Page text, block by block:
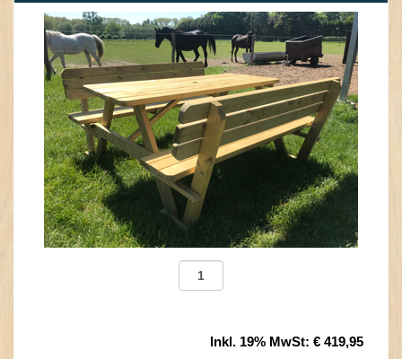
Inkl. 19% MwSt: € 419,95